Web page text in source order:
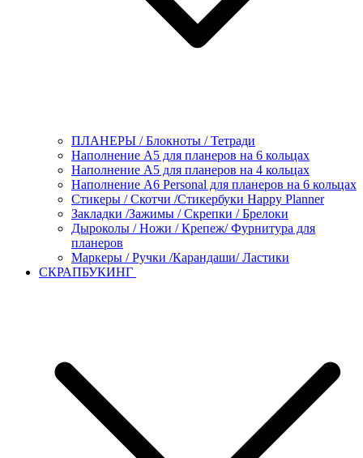
ПЛАНЕРЫ / Блокноты / Тетради
Наполнение А5 для планеров на 6 кольцах
Наполнение А5 для планеров на 4 кольцах
Наполнение А6 Personal для планеров на 6 кольцах
Стикеры / Скотчи /Стикербуки Happy Planner
Закладки /Зажимы / Скрепки / Брелоки
Дыроколы / Ножи / Крепеж/ Фурнитура для
планеров
Маркеры / Ручки /Карандаши/ Ластики
СКРАПБУКИНГ